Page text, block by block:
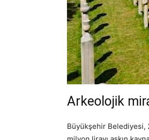
Arkeolojik
Büyükşehir Belediyesi,